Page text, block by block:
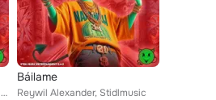
Reywil Alexander, Norci Morales, Stidlmusic
Báilame
Reywil Alexander, Stidlmusic